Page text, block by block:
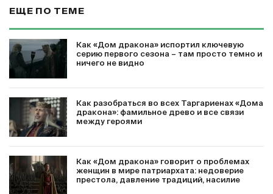
ЕЩЕ ПО ТЕМЕ
Как «Дом дракона» испортил ключевую
серию первого сезона – там просто темно и
ничего не видно
Как разобраться во всех Таргариенах «Дома
дракона»: фамильное древо и все связи
между героями
Как «Дом дракона» говорит о проблемах
женщин в мире патриархата: недоверие
престола, давление традиций, насилие